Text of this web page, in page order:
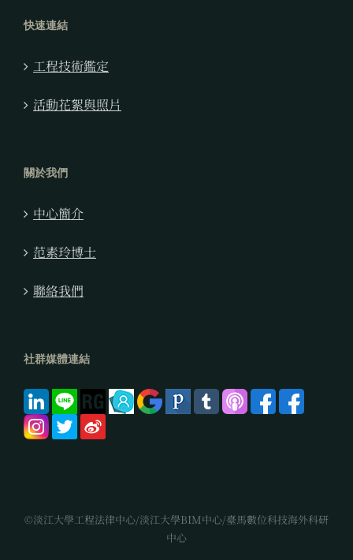
快速連結
工程技術鑑定
活動花絮與照片
關於我們
中心簡介
范素玲博士
聯絡我們
社群媒體連結
©淡江大學工程法律中心/淡江大學BIM中心/臺馬數位科技海外科研
中心